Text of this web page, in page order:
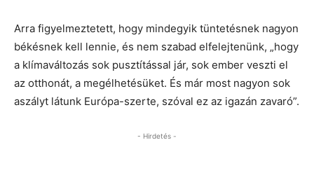
Arra figyelmeztetett, hogy mindegyik tüntetésnek nagyon
békésnek kell lennie, és nem szabad elfelejtenünk, „hogy
a klímaváltozás sok pusztítással jár, sok ember veszti el
az otthonát, a megélhetésüket. És már most nagyon sok
aszályt látunk Európa-szerte, szóval ez az igazán zavaró”.
- Hirdetés -